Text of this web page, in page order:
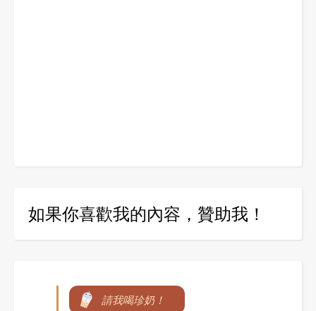
如果你喜歡我的內容，贊助我！
請我喝珍奶！